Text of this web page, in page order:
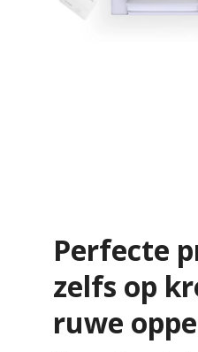
Perfecte
zelfs op
ruwe